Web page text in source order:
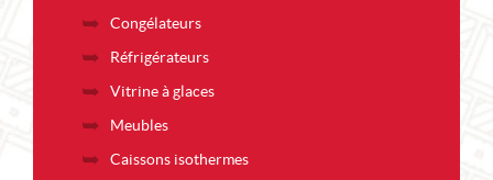
Congélateurs
Réfrigérateurs
Vitrine à glaces
Meubles
Caissons isothermes